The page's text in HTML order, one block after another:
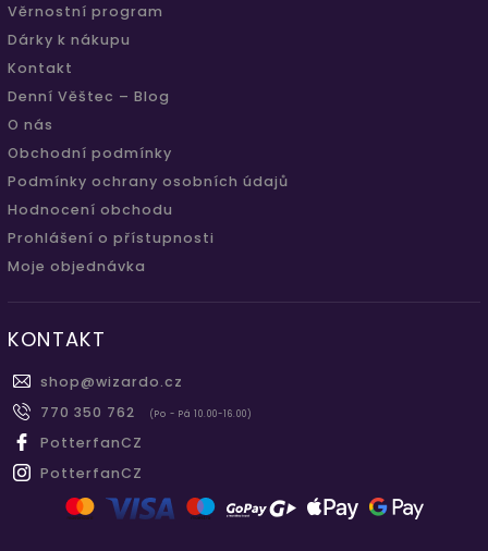
Věrnostní program
Dárky k nákupu
Kontakt
Denní Věštec – Blog
O nás
Obchodní podmínky
Podmínky ochrany osobních údajů
Hodnocení obchodu
Prohlášení o přístupnosti
Moje objednávka
KONTAKT
shop@wizardo.cz
770 350 762
(Po - Pá 10.00-16.00)
PotterfanCZ
PotterfanCZ